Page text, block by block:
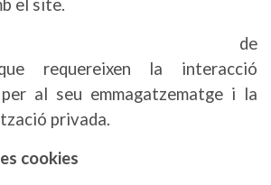
el site.
de
requereixen la interacció
al seu emmagatzematge i la
privada.
cookies